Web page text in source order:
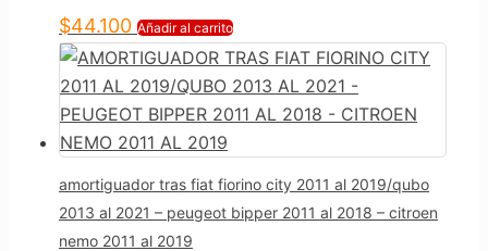
$44.100 Añadir al carrito
amortiguador tras fiat fiorino city 2011 al 2019/qubo
2013 al 2021 – peugeot bipper 2011 al 2018 – citroen
nemo 2011 al 2019